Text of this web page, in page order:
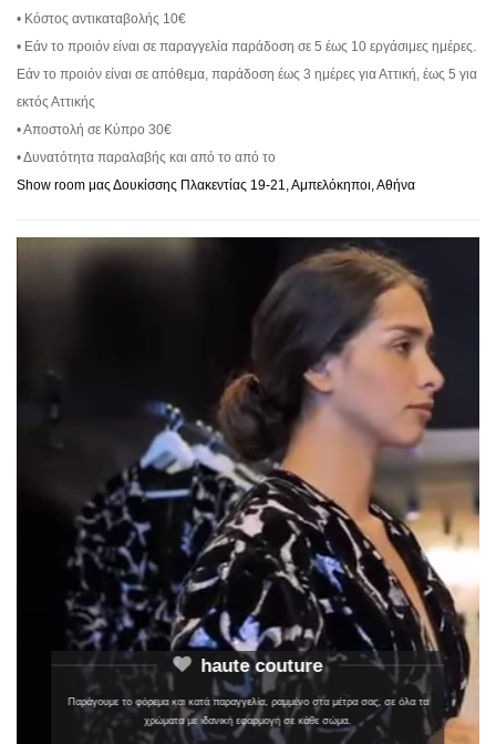
• Κόστος αντικαταβολής 10€
• Εάν το προιόν είναι σε παραγγελία παράδοση σε 5 έως 10 εργάσιμες ημέρες.
Εάν το προιόν είναι σε απόθεμα, παράδοση έως 3 ημέρες για Αττική, έως 5 για
εκτός Αττικής
• Αποστολή σε Κύπρο 30€
• Δυνατότητα παραλαβής και από το από το
Show room μας Δουκίσσης Πλακεντίας 19-21, Αμπελόκηποι, Αθήνα
haute couture
Παράγουμε το φόρεμα και κατά παραγγελία, ραμμένο στα μέτρα σας, σε όλα τα
χρώματα με ιδανική εφαρμογή σε κάθε σώμα.